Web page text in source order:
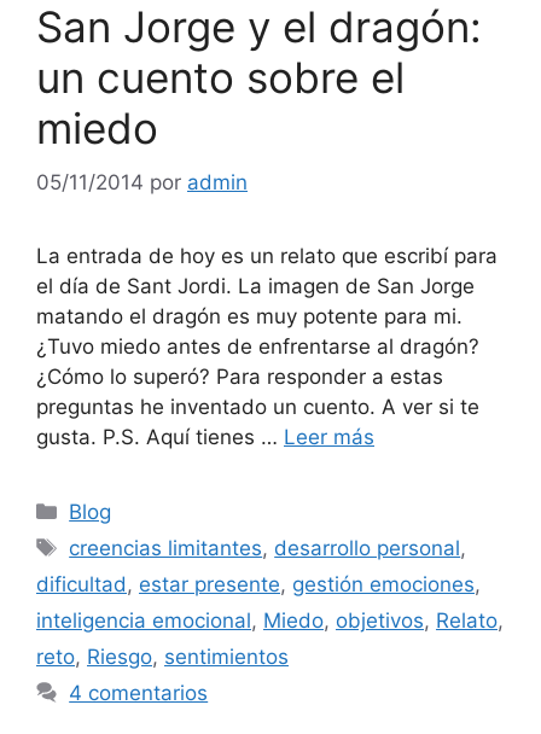
San Jorge y el dragón:
un cuento sobre el
miedo
05/11/2014 por admin
La entrada de hoy es un relato que escribí para
el día de Sant Jordi. La imagen de San Jorge
matando el dragón es muy potente para mi.
¿Tuvo miedo antes de enfrentarse al dragón?
¿Cómo lo superó? Para responder a estas
preguntas he inventado un cuento. A ver si te
gusta. P.S. Aquí tienes … Leer más
Categorías
Blog
Etiquetas
creencias limitantes, desarrollo personal,
dificultad , estar presente, gestión emociones,
inteligencia emocional, Miedo, objetivos, Relato,
reto, Riesgo, sentimientos
4 comentarios